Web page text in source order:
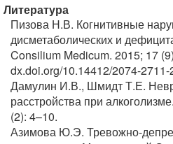
Литература
Пизова Н.В. Когнитивные
дисметаболических и
Consilium Medicum. 2015; 17
dx.doi.org/10.14412/2074-
Дамулин И.В., Шмидт Т.Е.
расстройства при
(2): 4–10.
Азимова Ю.Э. Тревожно-